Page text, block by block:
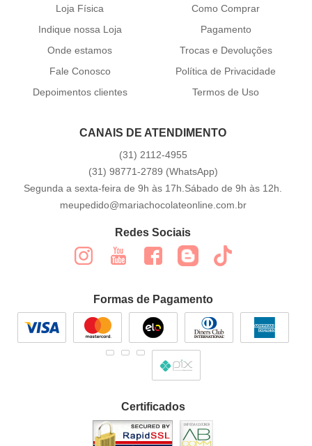
Loja Física
Indique nossa Loja
Onde estamos
Fale Conosco
Depoimentos clientes
Como Comprar
Pagamento
Trocas e Devoluções
Política de Privacidade
Termos de Uso
CANAIS DE ATENDIMENTO
(31) 2112-4955
(31) 98771-2789 (WhatsApp)
Segunda a sexta-feira de 9h às 17h.Sábado de 9h às 12h.
meupedido@mariachocolateonline.com.br
Redes Sociais
Formas de Pagamento
Certificados